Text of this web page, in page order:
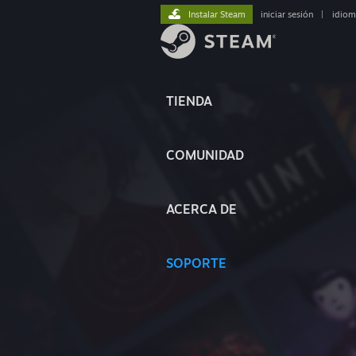
TIENDA
COMUNIDAD
ACERCA DE
SOPORTE
Instalar Steam iniciar sesión